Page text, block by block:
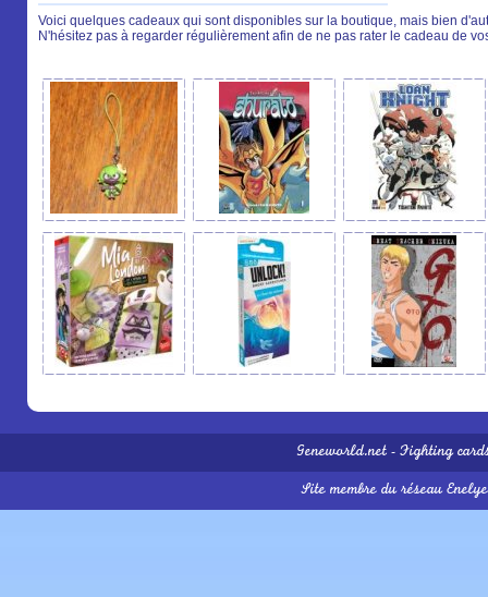
Voici quelques cadeaux qui sont disponibles sur la boutique, mais bien
N'hésitez pas à regarder régulièrement afin de ne pas rater le cadeau de
Geneworld.net - Fighting
Site membre du réseau Enelye